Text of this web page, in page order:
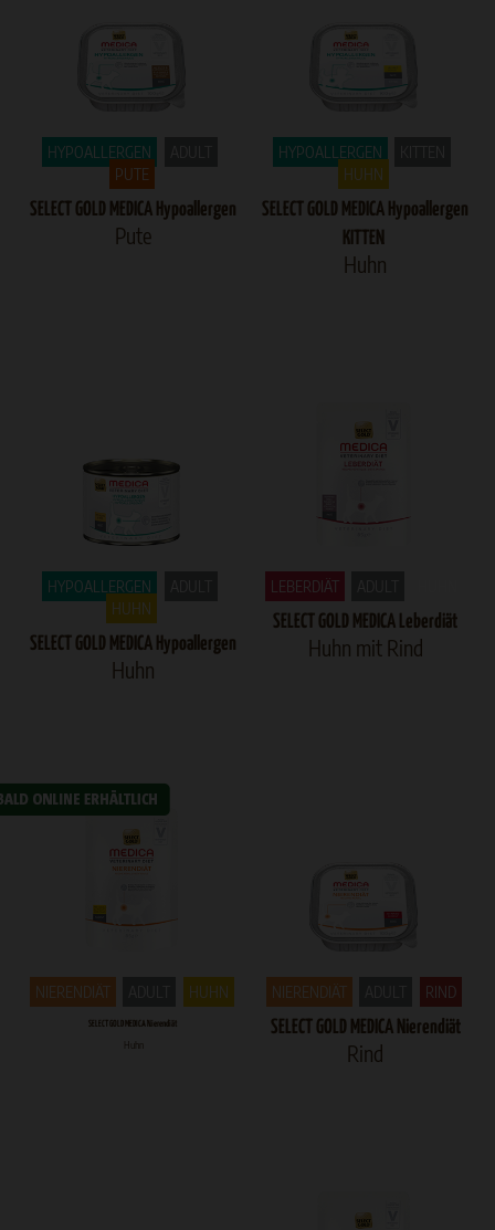
HYPOALLERGEN
PUTE
SELECT GOLD MEDICA Hypoallergen
Pute
HYPOALLERGEN
HUHN
SELECT GOLD MEDICA Hypoallergen
KITTEN
Huhn
HYPOALLERGEN
HUHN
SELECT GOLD MEDICA Hypoallergen
Huhn
LEBERDIÄT
SELECT GOLD MEDICA Leberdiät
Huhn mit Rind
NIERENDIÄT HUHN
SELECT GOLD MEDICA Nierendiät
Huhn
NIERENDIÄT RIND
SELECT GOLD MEDICA Nierendiät
Rind